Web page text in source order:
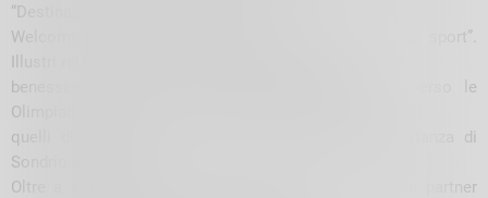
“Destinazione Winter Games 2023 –
Welcome to Valtellina: ospitalità e turismo oltre lo sport”.
benessere, strutture e sostenibilità nel percorso verso le
Olimpiadi: l’appuntamento sondriese ha preceduto
quelli di Milano e di Cortina, a evidenziare l’importanza di
Sondrio e della valle.
Oltre a collaborare con Indomita River e con gli altri partner